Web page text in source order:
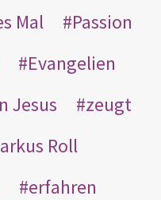
Mal
Passion
Evangelien
Jesus
zeugt
Roll
erfahren